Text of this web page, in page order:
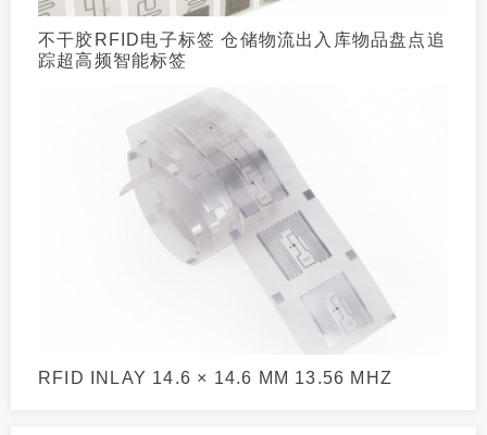
不干胶RFID电子标签 仓储物流出入库物品盘点追
踪超高频智能标签
RFID INLAY 14.6 × 14.6 MM 13.56 MHZ